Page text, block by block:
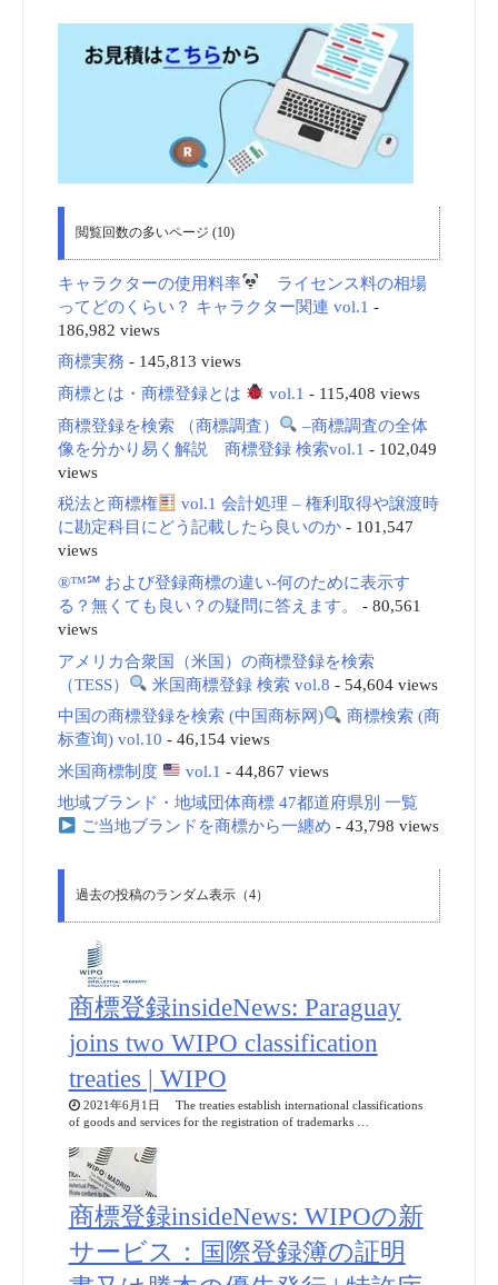
閲覧回数の多いページ (10)
キャラクターの使用料率
ライセンス料の相場
ってどのくらい？ キャラクター関連 vol.1 -
186,982 views
商標実務 - 145,813 views
商標とは・商標登録とは
vol.1 - 115,408 views
商標登録を検索 （商標調査）
–商標調査の全体
像を分かり易く解説 商標登録 検索vol.1 - 102,049
views
税法と商標権
vol.1 会計処理 – 権利取得や譲渡時
に勘定科目にどう記載したら良いのか- 101,547
views
®™℠ および登録商標の違い-何のために表示す
る？無くても良い？の疑問に答えます。
- 80,561
views
アメリカ合衆国（米国）の商標登録を検索
（TESS）
米国商標登録 検索 vol.8 - 54,604 views
中国の商標登録を検索 (中国商标网)
商標検索 (商
标查询) vol.10 - 46,154 views
米国商標制度
vol.1 - 44,867 views
地域ブランド・地域団体商標 47都道府県別 一覧
ご当地ブランドを商標から一纏め - 43,798 views
過去の投稿のランダム表示（4）
商標登録insideNews: Paraguay
joins two WIPO classification
treaties | WIPO
2021年6月1日 The treaties establish international classifications
of goods and services for the registration of trademarks …
商標登録insideNews: WIPOの新
サービス：国際登録簿の証明